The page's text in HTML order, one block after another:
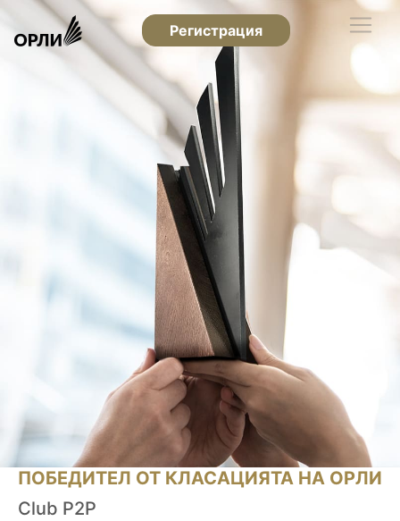
Регистрация
ПОБЕДИТЕЛ ОТ КЛАСАЦИЯТА НА ОРЛИ
Club P2P